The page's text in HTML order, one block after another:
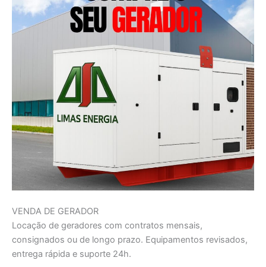
VENDA DE GERADOR
Locação de geradores com contratos mensais,
consignados ou de longo prazo. Equipamentos revisados,
entrega rápida e suporte 24h.